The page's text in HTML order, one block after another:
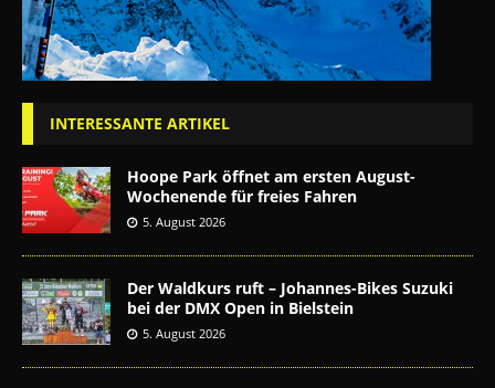
INTERESSANTE ARTIKEL
Hoope Park öffnet am ersten August-
Wochenende für freies Fahren
5. August 2026
Der Waldkurs ruft – Johannes-Bikes Suzuki
bei der DMX Open in Bielstein
5. August 2026